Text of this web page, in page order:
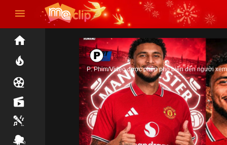
P: Phim/Video được phép phổ biến đến người